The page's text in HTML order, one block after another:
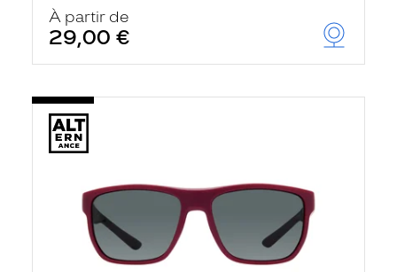
À partir de
29,00 €